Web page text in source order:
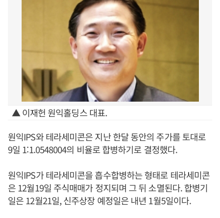
▲ 이재헌 원익홀딩스 대표.
원익IPS와 테라세미콘은 지난 한달 동안의 주가를 토대로
9일 1:1.0548004의 비율로 합병하기로 결정했다.
원익IPS가 테라세미콘을 흡수합병하는 형태로 테라세미콘
은 12월19일 주식매매가 정지되며 그 뒤 소멸된다. 합병기
일은 12월21일, 신주상장 예정일은 내년 1월5일이다.